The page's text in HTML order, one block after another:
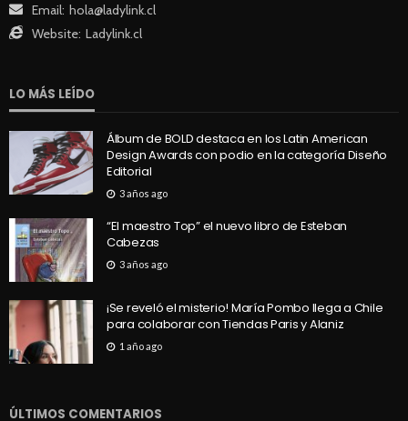
Email: hola@ladylink.cl
Website: Ladylink.cl
LO MÁS LEÍDO
Álbum de BOLD destaca en los Latin American
Design Awards con podio en la categoría Diseño
Editorial
3 años ago
“El maestro Top” el nuevo libro de Esteban
Cabezas
3 años ago
¡Se reveló el misterio! María Pombo llega a Chile
para colaborar con Tiendas Paris y Alaniz
1 año ago
ÚLTIMOS COMENTARIOS